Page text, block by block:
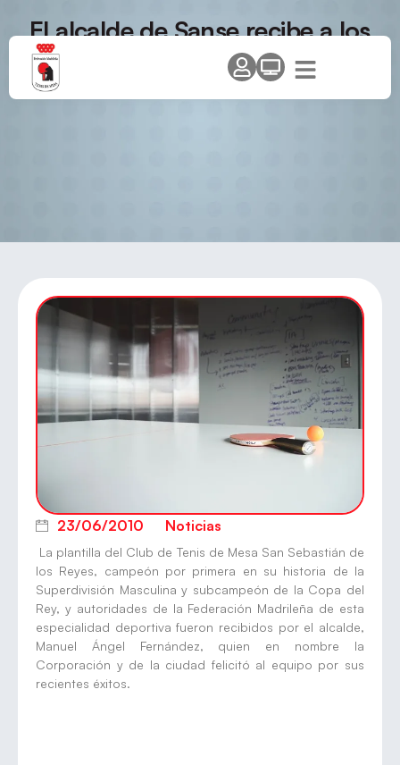
El alcalde de Sanse recibe a los
miembros del equipo de tenis de
mesa
23/06/2010 Noticias
La plantilla del Club de Tenis de Mesa San Sebastián de
los Reyes, campeón por primera en su historia de la
Superdivisión Masculina y subcampeón de la Copa del
Rey, y autoridades de la Federación Madrileña de esta
especialidad deportiva fueron recibidos por el alcalde,
Manuel Ángel Fernández, quien en nombre la
Corporación y de la ciudad felicitó al equipo por sus
recientes éxitos.